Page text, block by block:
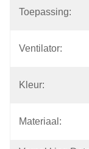
Toepassing:
Ventilator:
Kleur:
Materiaal: